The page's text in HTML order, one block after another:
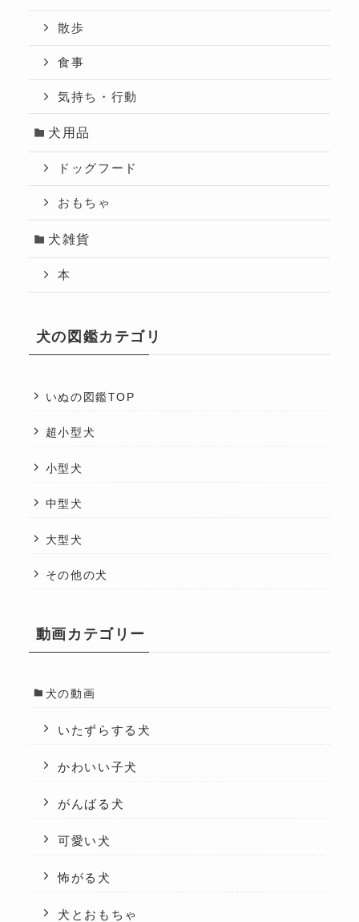
散歩
食事
気持ち・行動
犬用品
ドッグフード
おもちゃ
犬雑貨
本
犬の図鑑カテゴリ
いぬの図鑑TOP
超小型犬
小型犬
中型犬
大型犬
その他の犬
動画カテゴリー
犬の動画
いたずらする犬
かわいい子犬
がんばる犬
可愛い犬
怖がる犬
犬とおもちゃ